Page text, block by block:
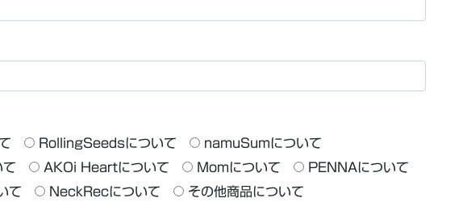
RollingSeedsについて
namuSumについて
AKOi Heartについて Momについて
PENNAについて
て
NeckRecについて その他商品について